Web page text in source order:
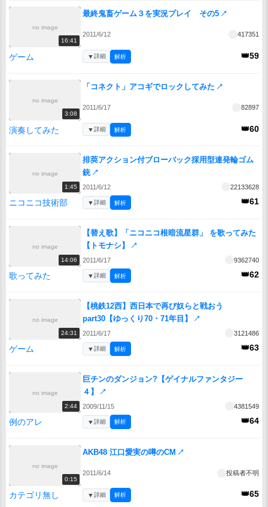
no image
16:41
最終鬼畜ゲーム３を実況プレイ その5 ↗
2011/6/12 417351
ゲーム 👑59
▼詳細 解析
no image
3:08
「コネクト」アコギでロックしてみた ↗
2011/6/17 82897
演奏してみた 👑60
▼詳細 解析
no image
1:45
排莢アクション付ブローバック採用型連発輪ゴム
銃 ↗
2011/6/12 22133628
ニコニコ技術部 👑61
▼詳細 解析
no image
14:06
【替え歌】「ニコニコ根暗流星群」 を歌ってみた
【トモナシ】
↗
2011/6/17 9362740
歌ってみた 👑62
▼詳細 解析
no image
24:31
【桃鉄12西】西日本で再び奴らと戦おう
part30【ゆっくり70・71年目】
↗
2011/6/17 3121486
ゲーム 👑63
▼詳細 解析
no image
2:44
巨チンのダンジョン?【ゲイナルファンタジー
４】
↗
2009/11/15 4381549
例のアレ 👑64
▼詳細 解析
no image
0:15
AKB48 江口愛実の噂のCM ↗
2011/6/14 投稿者不明
カテゴリ無し 👑65
▼詳細 解析